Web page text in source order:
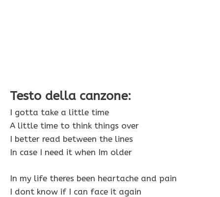
Testo della canzone:
I gotta take a little time
A little time to think things over
I better read between the lines
In case I need it when Im older
In my life theres been heartache and pain
I dont know if I can face it again